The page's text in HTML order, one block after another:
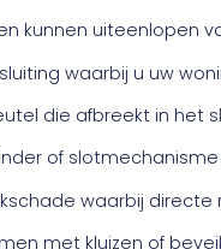
kunnen uiteenlopen
waarbij u uw
die afbreekt in het
of
waarbij
met kluizen of